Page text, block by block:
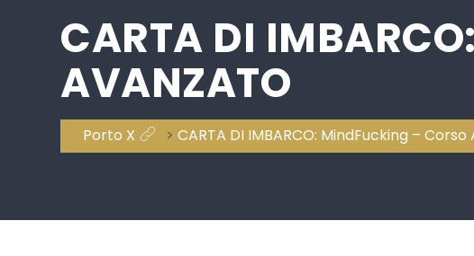
CARTA DI
AVANZATO
Porto X > CARTA DI IMBARCO: MindFucking –